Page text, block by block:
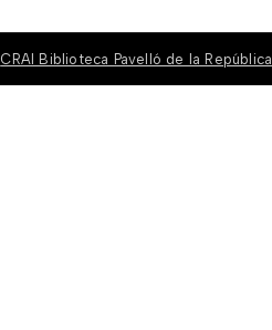
CRAI Biblioteca Pavelló de la República